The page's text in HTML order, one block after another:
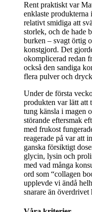
Rent praktiskt var
enklaste produkterna
relativt smidiga att
storlek, och de hade
burken – svagt örtig
konstgjord. Det
okomplicerad redan
också den sandiga
flera pulver och
Under de första
produkten var lätt att
tung känsla i magen
störande eftersmak
med frukost
reagerade på var att
ganska försiktigt
glycin, lysin och
med vad många
ord som “collagen
upplevde vi ändå
snarare än överdrivet